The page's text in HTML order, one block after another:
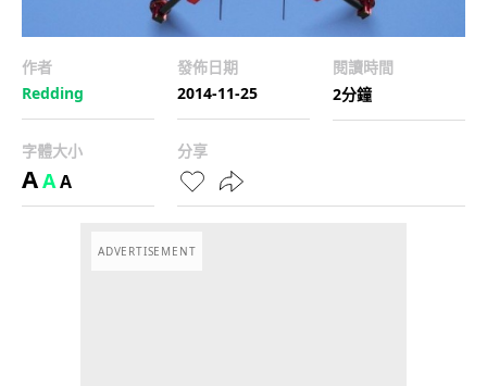
作者
Redding
發佈日期
2014-11-25
閱讀時間
2分鐘
字體大小
AAA
分享
ADVERTISEMENT